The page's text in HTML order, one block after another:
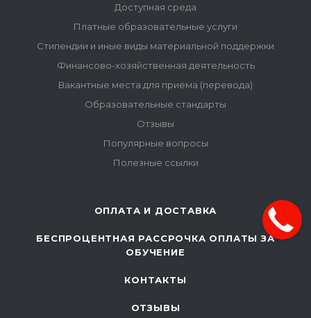
Доступная среда
Платные образовательные услуги
Стипендии и иные виды материальной поддержки
Финансово-хозяйственная деятельность
Вакантные места для приёма (перевода)
Образовательные стандарты
Отзывы
Популярные вопросы
Полезные ссылки
ОПЛАТА И ДОСТАВКА
БЕСПРОЦЕНТНАЯ РАССРОЧКА ОПЛАТЫ ЗА
ОБУЧЕНИЕ
КОНТАКТЫ
ОТЗЫВЫ